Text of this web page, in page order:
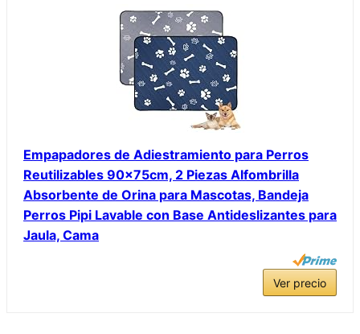
Empapadores de Adiestramiento para Perros
Reutilizables 90x75cm, 2 Piezas Alfombrilla
Absorbente de Orina para Mascotas, Bandeja
Perros Pipi Lavable con Base Antideslizantes para
Jaula, Cama
Ver precio